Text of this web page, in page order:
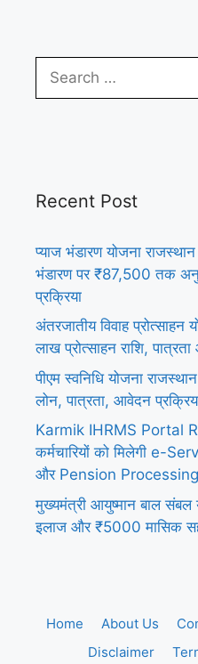
for:
Recent Post
प्याज भंडारण योजना
भंडारण पर ₹87,500 तक
प्रक्रिया
अंतरजातीय विवाह
लाख प्रोत्साहन राशि,
पीएम स्वनिधि योजना
लोन, पात्रता, आवेदन
Karmik IHRMS Portal
कर्मचारियों को मिलेगी e-
और Pension Processing
मुख्यमंत्री आयुष्मान बाल
इलाज और ₹5000 मासिक
Home About Us
Disclaimer